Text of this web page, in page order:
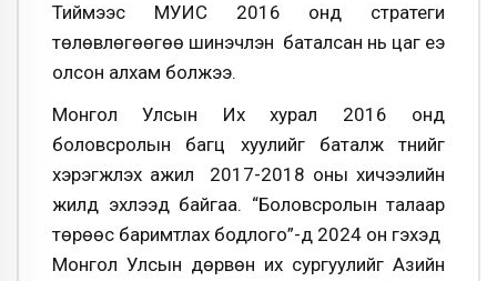
Тиймээс МУИС 2016 онд стратеги
төлөвлөгөөгөө шинэчлэн баталсан нь цаг үеэ
олсон алхам болжээ.
Монгол Улсын Их хурал 2016 онд
боловсролын багц хуулийг баталж түүнийг
хэрэгжүүлэх ажил 2017-2018 оны хичээлийн
жилд эхлээд байгаа. “Боловсролын талаар
төрөөс баримтлах бодлого”-д 2024 он гэхэд
Монгол Улсын дөрвөн их сургуулийг Азийн